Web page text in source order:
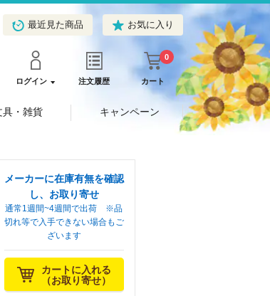
最近見た商品 お気に入り
ログイン 注文履歴 カート
0
具・雑貨 キャンペーン
メーカーに在庫有無を確認
し、お取り寄せ
通常1週間~4週間で出荷 ※品
切れ等で入手できない場合もご
ざいます
カートに入れる
（お取り寄せ）